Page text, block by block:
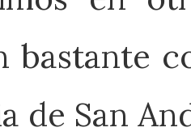
bastante
de San